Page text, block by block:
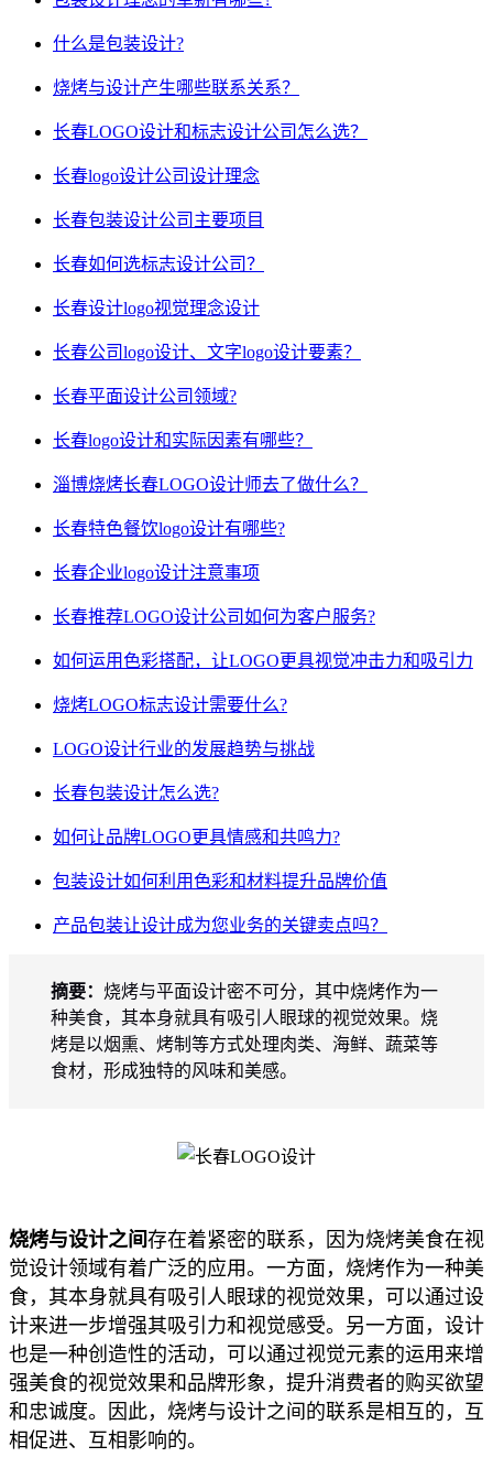
什么是包装设计?
烧烤与设计产生哪些联系关系？
长春LOGO设计和标志设计公司怎么选？
长春logo设计公司设计理念
长春包装设计公司主要项目
长春如何选标志设计公司？
长春设计logo视觉理念设计
长春公司logo设计、文字logo设计要素？
长春平面设计公司领域?
长春logo设计和实际因素有哪些？
淄博烧烤长春LOGO设计师去了做什么？
长春特色餐饮logo设计有哪些?
长春企业logo设计注意事项
长春推荐LOGO设计公司如何为客户服务?
如何运用色彩搭配，让LOGO更具视觉冲击力和吸引力
烧烤LOGO标志设计需要什么?
LOGO设计行业的发展趋势与挑战
长春包装设计怎么选?
如何让品牌LOGO更具情感和共鸣力?
包装设计如何利用色彩和材料提升品牌价值
产品包装让设计成为您业务的关键卖点吗？
摘要： 烧烤与平面设计密不可分，其中烧烤作为一
种美食，其本身就具有吸引人眼球的视觉效果。烧
烤是以烟熏、烤制等方式处理肉类、海鲜、蔬菜等
食材，形成独特的风味和美感。
烧烤与设计之间存在着紧密的联系，因为烧烤美食在视
觉设计领域有着广泛的应用。一方面，烧烤作为一种美
食，其本身就具有吸引人眼球的视觉效果，可以通过设
计来进一步增强其吸引力和视觉感受。另一方面，设计
也是一种创造性的活动，可以通过视觉元素的运用来增
强美食的视觉效果和品牌形象，提升消费者的购买欲望
和忠诚度。因此，烧烤与设计之间的联系是相互的，互
相促进、互相影响的。